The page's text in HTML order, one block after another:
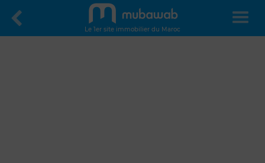
Le 1er site immobilier du Maroc